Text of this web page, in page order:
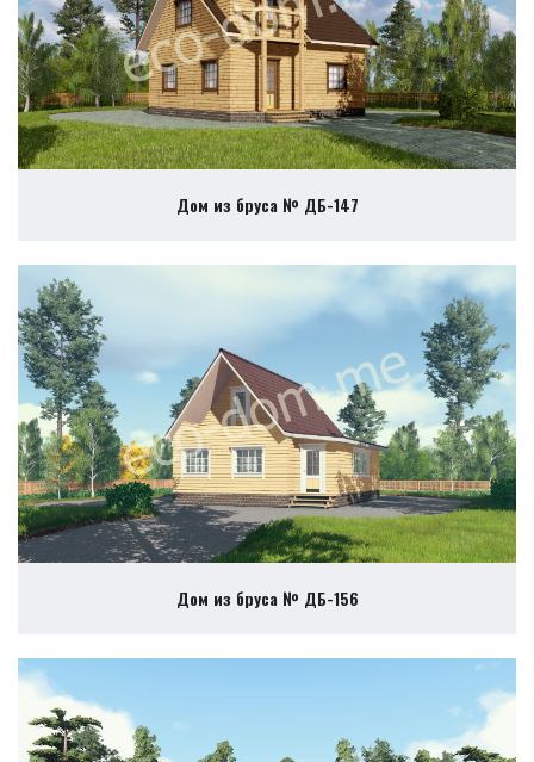
Дом из бруса № ДБ-147
Дом из бруса № ДБ-156